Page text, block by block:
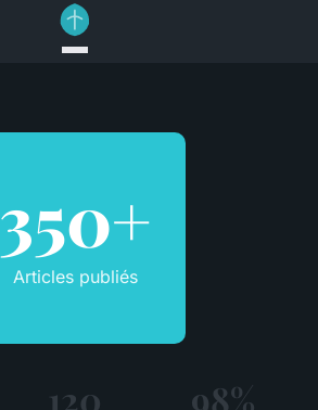
350+
Articles publiés
120 98%